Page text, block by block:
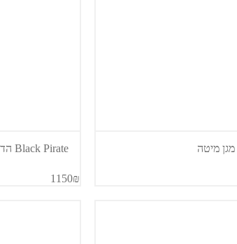
Black Pirate הדום תיבת אוצר
1150₪